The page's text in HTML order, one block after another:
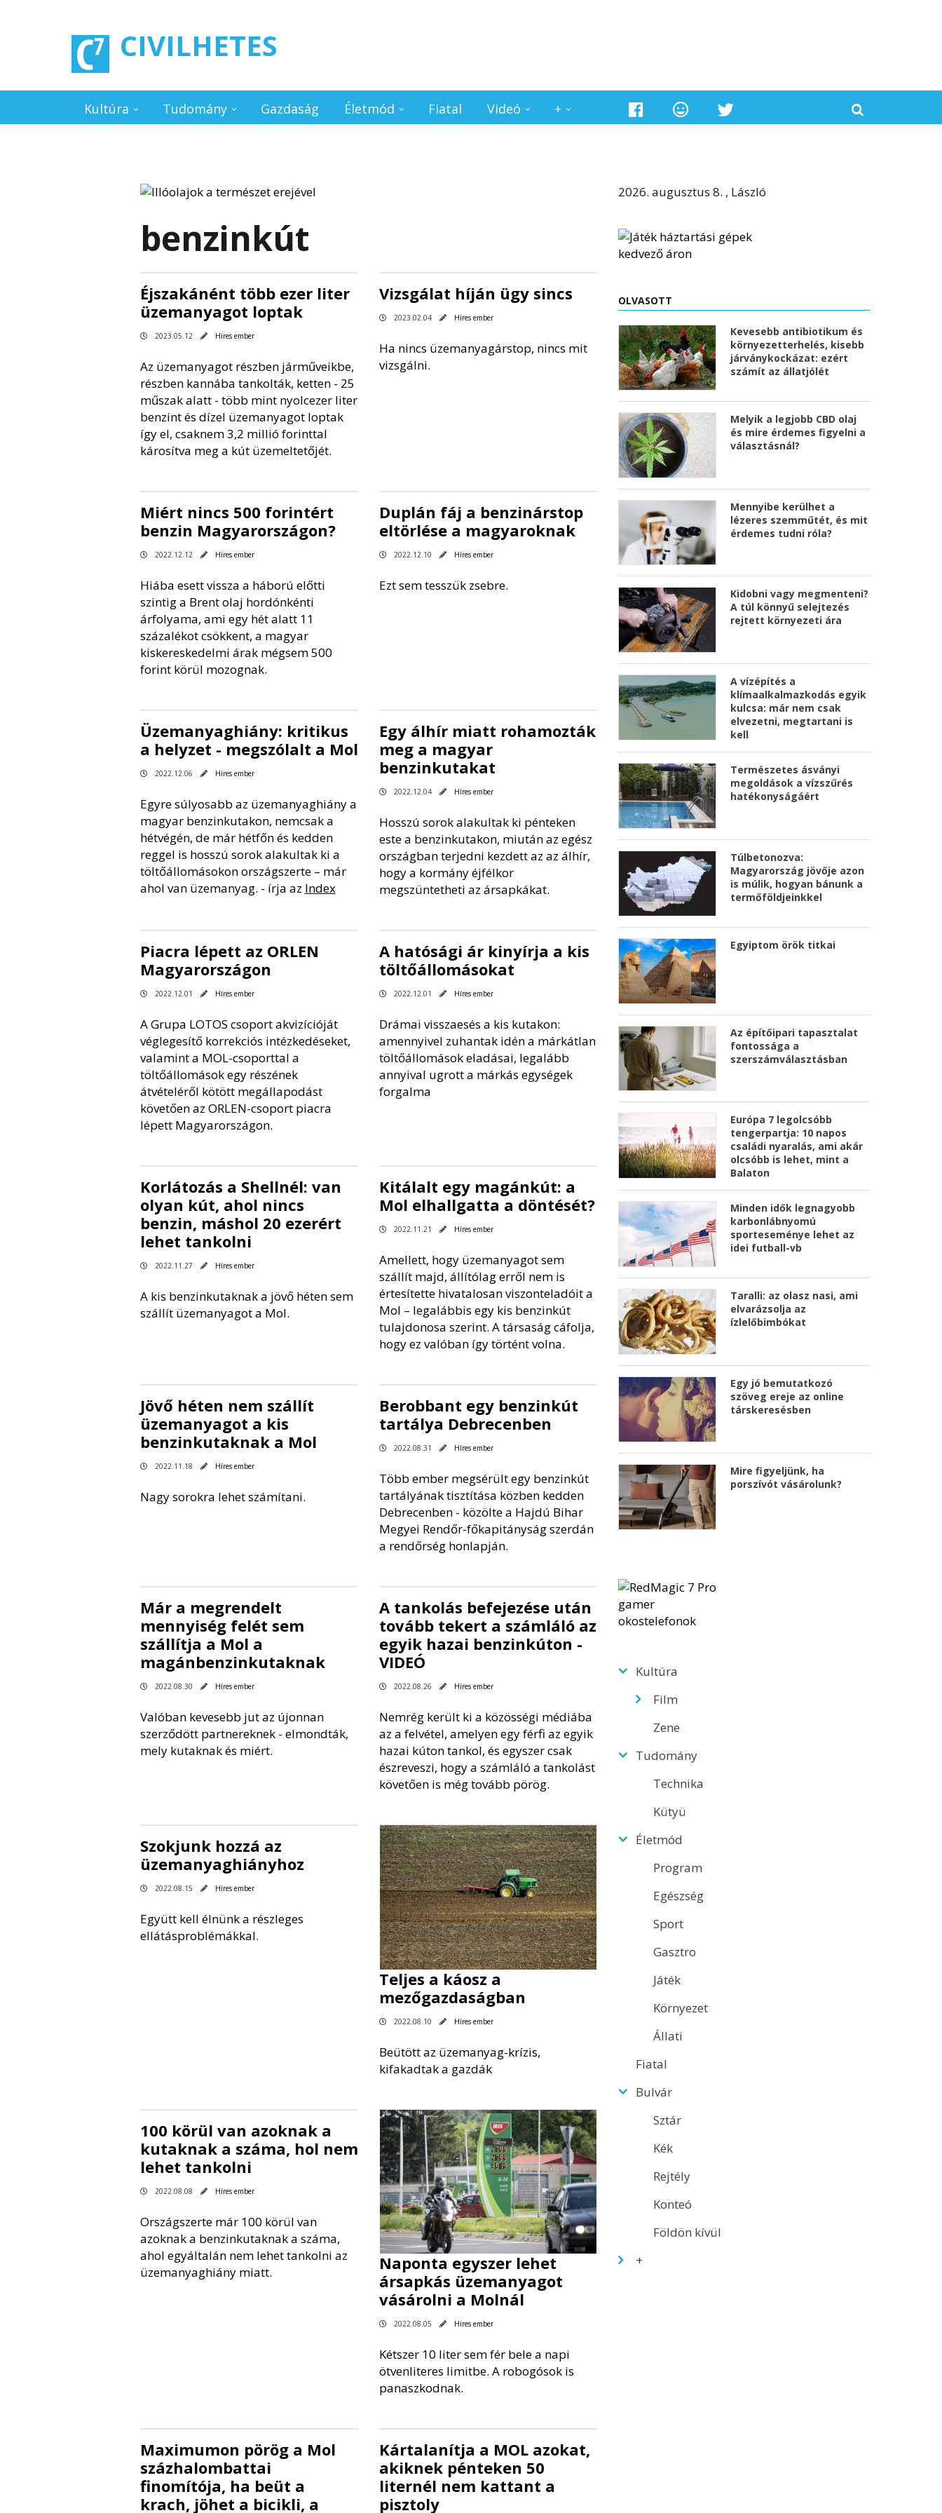
CIVILHETES
Kultúra Tudomány Gazdaság Életmód Fiatal Videó +
benzinkút
Éjszakánént több ezer liter
üzemanyagot loptak
2023.05.12 Híres ember
Az üzemanyagot részben járműveikbe,
részben kannába tankolták, ketten - 25
műszak alatt - több mint nyolcezer liter
benzint és dízel üzemanyagot loptak
így el, csaknem 3,2 millió forinttal
károsítva meg a kút üzemeltetőjét.
Vizsgálat híján ügy sincs
2023.02.04 Híres ember
Ha nincs üzemanyagárstop, nincs mit
vizsgálni.
Miért nincs 500 forintért
benzin Magyarországon?
2022.12.12 Híres ember
Hiába esett vissza a háború előtti
szintig a Brent olaj hordónkénti
árfolyama, ami egy hét alatt 11
százalékot csökkent, a magyar
kiskereskedelmi árak mégsem 500
forint körül mozognak.
Duplán fáj a benzinárstop
eltörlése a magyaroknak
2022.12.10 Híres ember
Ezt sem tesszük zsebre.
Üzemanyaghiány: kritikus
a helyzet - megszólalt a Mol
2022.12.06 Híres ember
Egyre súlyosabb az üzemanyaghiány a
magyar benzinkutakon, nemcsak a
hétvégén, de már hétfőn és kedden
reggel is hosszú sorok alakultak ki a
töltőállomásokon országszerte – már
ahol van üzemanyag. - írja az Index
Egy álhír miatt rohamozták
meg a magyar
benzinkutakat
2022.12.04 Híres ember
Hosszú sorok alakultak ki pénteken
este a benzinkutakon, miután az egész
országban terjedni kezdett az az álhír,
hogy a kormány éjfélkor
megszüntetheti az ársapkákat.
Piacra lépett az ORLEN
Magyarországon
2022.12.01 Híres ember
A Grupa LOTOS csoport akvizícióját
véglegesítő korrekciós intézkedéseket,
valamint a MOL-csoporttal a
töltőállomások egy részének
átvételéről kötött megállapodást
követően az ORLEN-csoport piacra
lépett Magyarországon.
A hatósági ár kinyírja a kis
töltőállomásokat
2022.12.01 Híres ember
Drámai visszaesés a kis kutakon:
amennyivel zuhantak idén a márkátlan
töltőállomások eladásai, legalább
annyival ugrott a márkás egységek
forgalma
Korlátozás a Shellnél: van
olyan kút, ahol nincs
benzin, máshol 20 ezerért
lehet tankolni
2022.11.27 Híres ember
A kis benzinkutaknak a jövő héten sem
szállít üzemanyagot a Mol.
Kitálalt egy magánkút: a
Mol elhallgatta a döntését?
2022.11.21 Híres ember
Amellett, hogy üzemanyagot sem
szállít majd, állítólag erről nem is
értesítette hivatalosan viszonteladóit a
Mol – legalábbis egy kis benzinkút
tulajdonosa szerint. A társaság cáfolja,
hogy ez valóban így történt volna.
Jövő héten nem szállít
üzemanyagot a kis
benzinkutaknak a Mol
2022.11.18 Híres ember
Nagy sorokra lehet számítani.
Berobbant egy benzinkút
tartálya Debrecenben
2022.08.31 Híres ember
Több ember megsérült egy benzinkút
tartályának tisztítása közben kedden
Debrecenben - közölte a Hajdú Bihar
Megyei Rendőr-főkapitányság szerdán
a rendőrség honlapján.
Már a megrendelt
mennyiség felét sem
szállítja a Mol a
magánbenzinkutaknak
2022.08.30 Híres ember
Valóban kevesebb jut az újonnan
szerződött partnereknek - elmondták,
mely kutaknak és miért.
A tankolás befejezése után
tovább tekert a számláló az
egyik hazai benzinkúton -
VIDEÓ
2022.08.26 Híres ember
Nemrég került ki a közösségi médiába
az a felvétel, amelyen egy férfi az egyik
hazai kúton tankol, és egyszer csak
észreveszi, hogy a számláló a tankolást
követően is még tovább pörög.
Szokjunk hozzá az
üzemanyaghiányhoz
2022.08.15 Híres ember
Együtt kell élnünk a részleges
ellátásproblémákkal.
Teljes a káosz a
mezőgazdaságban
2022.08.10 Híres ember
Beütött az üzemanyag-krízis,
kifakadtak a gazdák
100 körül van azoknak a
kutaknak a száma, hol nem
lehet tankolni
2022.08.08 Híres ember
Országszerte már 100 körül van
azoknak a benzinkutaknak a száma,
ahol egyáltalán nem lehet tankolni az
üzemanyaghiány miatt.
Naponta egyszer lehet
ársapkás üzemanyagot
vásárolni a Molnál
2022.08.05 Híres ember
Kétszer 10 liter sem fér bele a napi
ötvenliteres limitbe. A robogósok is
panaszkodnak.
Maximumon pörög a Mol
százhalombattai
finomítója, ha beüt a
krach, jöhet a bicikli, a
Kártalanítja a MOL azokat,
akiknek pénteken 50
liternél nem kattant a
pisztoly
2026. augusztus 8. , László
OLVASOTT
Kevesebb antibiotikum és
környezetterhelés, kisebb
járványkockázat: ezért
számít az állatjólét
Melyik a legjobb CBD olaj
és mire érdemes figyelni a
választásnál?
Mennyibe kerülhet a
lézeres szemműtét, és mit
érdemes tudni róla?
Kidobni vagy megmenteni?
A túl könnyű selejtezés
rejtett környezeti ára
A vízépítés a
klímaalkalmazkodás egyik
kulcsa: már nem csak
elvezetni, megtartani is
kell
Természetes ásványi
megoldások a vízszűrés
hatékonyságáért
Túlbetonozva:
Magyarország jövője azon
is múlik, hogyan bánunk a
termőföldjeinkkel
Egyiptom örök titkai
Az építőipari tapasztalat
fontossága a
szerszámválasztásban
Európa 7 legolcsóbb
tengerpartja: 10 napos
családi nyaralás, ami akár
olcsóbb is lehet, mint a
Balaton
Minden idők legnagyobb
karbonlábnyomú
sporteseménye lehet az
idei futball-vb
Taralli: az olasz nasi, ami
elvarázsolja az
ízlelőbimbókat
Egy jó bemutatkozó
szöveg ereje az online
társkeresésben
Mire figyeljünk, ha
porszívót vásárolunk?
Kultúra
Film
Zene
Tudomány
Technika
Kütyü
Életmód
Program
Egészség
Sport
Gasztro
Játék
Környezet
Állati
Fiatal
Bulvár
Sztár
Kék
Rejtély
Konteó
Földön kívül
+